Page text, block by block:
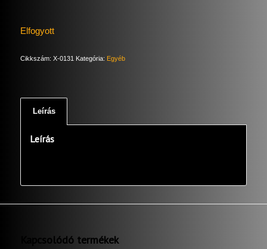
Elfogyott
Cikkszám: X-0131 Kategória: Egyéb
Leírás
Leírás
Kapcsolódó termékek